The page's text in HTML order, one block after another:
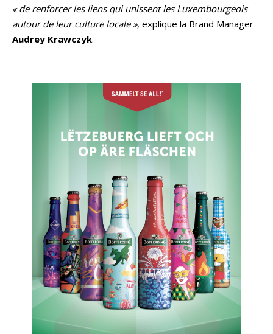
« de renforcer les liens qui unissent les Luxembourgeois
autour de leur culture locale », explique la Brand Manager
Audrey Krawczyk.